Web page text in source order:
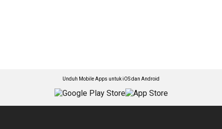
Unduh Mobile Apps untuk iOS dan Android